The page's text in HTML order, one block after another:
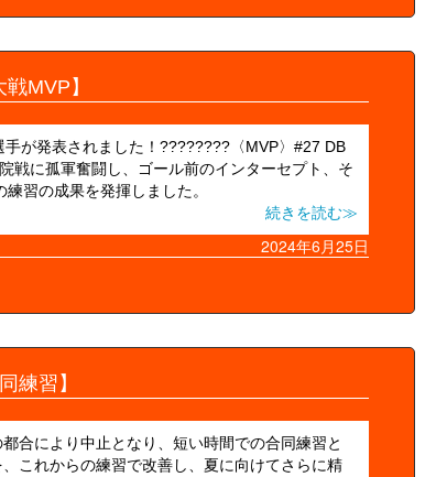
戦MVP】
が発表されました！????????〈MVP〉#27 DB
に孤軍奮闘し、ゴール前のインターセプト、そ
練習の成果を発揮しました。
続きを読む≫
2024年6月25日
練習】
合により中止となり、短い時間での合同練習と
これからの練習で改善し、夏に向けてさらに精